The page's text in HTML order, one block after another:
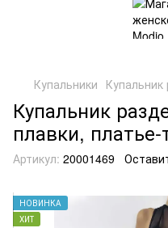
Купальники
Купальник
плавки,
Артикул: 20001469
НОВИНКА
ХИТ